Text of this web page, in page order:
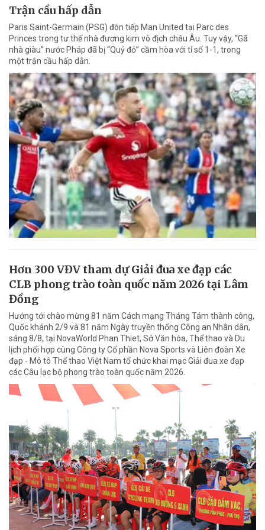
Trận cầu hấp dẫn
Paris Saint-Germain (PSG) đón tiếp Man United tại Parc des
Princes trong tư thế nhà đương kim vô địch châu Âu. Tuy vậy, “Gã
nhà giàu” nước Pháp đã bị “Quỷ đỏ” cầm hòa với tỉ số 1-1, trong
một trận cầu hấp dẫn.
Hơn 300 VĐV tham dự Giải đua xe đạp các
CLB phong trào toàn quốc năm 2026 tại Lâm
Đồng
Hướng tới chào mừng 81 năm Cách mạng Tháng Tám thành công,
Quốc khánh 2/9 và 81 năm Ngày truyền thống Công an Nhân dân,
sáng 8/8, tại NovaWorld Phan Thiet, Sở Văn hóa, Thể thao và Du
lịch phối hợp cùng Công ty Cổ phần Nova Sports và Liên đoàn Xe
đạp - Mô tô Thể thao Việt Nam tổ chức khai mạc Giải đua xe đạp
các Câu lạc bộ phong trào toàn quốc năm 2026.